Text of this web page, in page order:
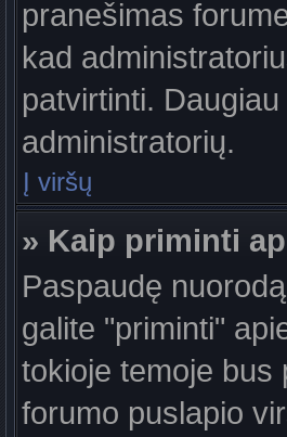
pranešimas
kad
patvirtinti.
administratorių.
Į viršų
» Kaip priminti
Paspaudę
galite "priminti"
tokioje temoje bus
forumo puslapio